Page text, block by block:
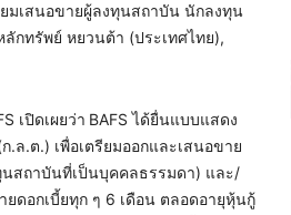
ยมเสนอขายผู้ลงทุนสถาบัน นักลงทุน
กทรัพย์ หยวนต้า (ประเทศไทย),
เปิดเผยว่า BAFS ได้ยื่นแบบแสดง
.ต.) เพื่อเตรียมออกและเสนอขาย
สถาบันที่เป็นบุคคลธรรมดา) และ/
ดอกเบี้ยทุก ๆ 6 เดือน ตลอดอายุหุ้นกู้